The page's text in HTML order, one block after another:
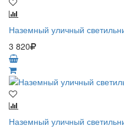
Наземный уличный
3 820
Наземный уличный